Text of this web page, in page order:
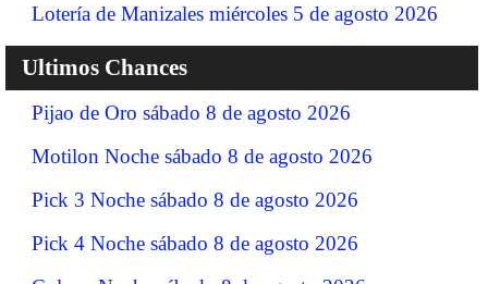
Lotería de Manizales miércoles 5 de agosto 2026
Ultimos Chances
Pijao de Oro sábado 8 de agosto 2026
Motilon Noche sábado 8 de agosto 2026
Pick 3 Noche sábado 8 de agosto 2026
Pick 4 Noche sábado 8 de agosto 2026